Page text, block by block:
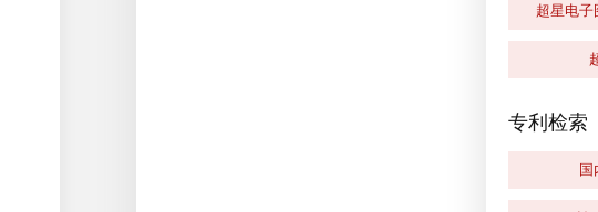
超星电子
专利检索
国